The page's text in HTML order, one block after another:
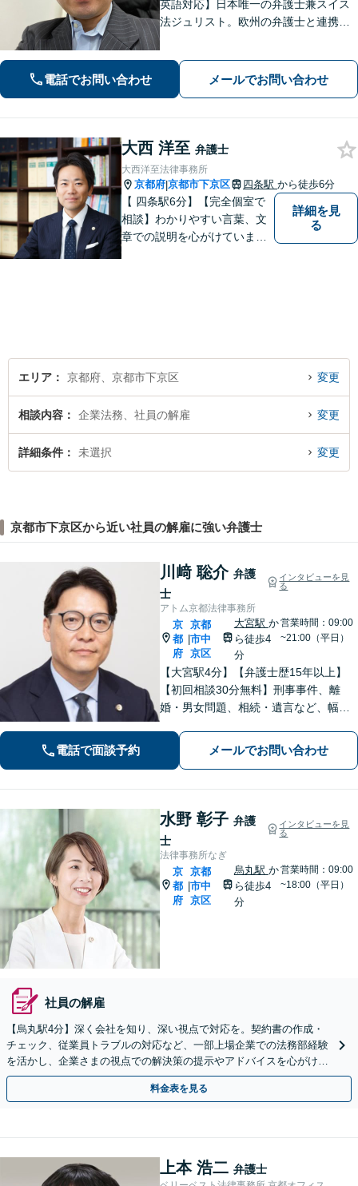
英語対応】日本唯一の弁護士兼スイス
法ジュリスト。欧州の弁護士と連携し
上げ／英仏日契約法務／ハーグ条約案
件などお任せ【WEB対応｜休日・夜間
電話でお問い合わせ メールでお問い合わせ
大西 洋至 弁護士
大西洋至法律事務所
京都府|京都市下京区 四条駅 から徒歩6分
【 四条駅6分】【完全個室で
相談】わかりやすい言葉、文
章での説明を心がけていま
詳細を見
る
エリア 京都府、京都市下京区 変更
相談内容 企業法務、社員の解雇 変更
詳細条件 未選択 変更
京都市下京区から近い社員の解雇に強い弁護士
川﨑 聡介 弁護
士
インタビューを見
る
アトム京都法律事務所
京
都
府
|
京都
市中
京区
大宮駅 か
ら徒歩4
分
営業時間：09:00
~21:00（平日）
【大宮駅4分】【弁護士歴15年以上】
【初回相談30分無料】刑事事件、離
婚・男女問題、相続・遺言など、幅広
る状況やご希望を丁寧にヒアリング
し、依頼者さまにとって最善の答えを
電話で面談予約 メールでお問い合わせ
水野 彰子 弁護
士
インタビューを見
る
法律事務所なぎ
京
都
府
|
京都
市中
京区
烏丸駅 か
ら徒歩4
分
営業時間：09:00
~18:00（平日）
社員の解雇
【烏丸駅4分】深く会社を知り、深い視点で対応を。契約書の作成・
チェック、従業員トラブルの対応など、一部上場企業での法務部経験
を活かし、企業さまの視点での解決策の提示やアドバイスを心がけま
す。【初回相談無料】【Web面談OK】
料金表を見る
上本 浩二 弁護士